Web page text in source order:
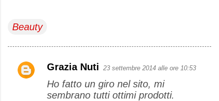
Beauty
C
Grazia Nuti 23 settembre 2014 alle ore 10:53
Ho fatto un giro nel sito, mi
sembrano tutti ottimi prodotti.